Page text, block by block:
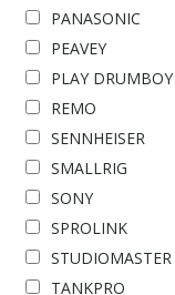
PANASONIC
PEAVEY
PLAY DRUMBOY
REMO
SENNHEISER
SMALLRIG
SONY
SPROLINK
STUDIOMASTER
TANKPRO